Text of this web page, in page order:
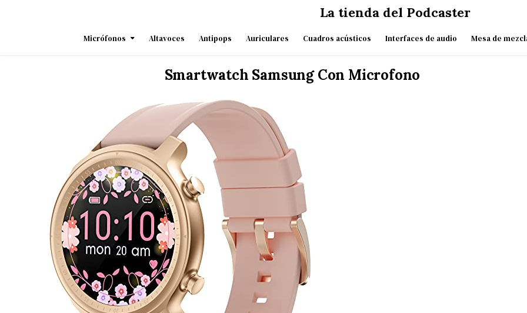
La tienda del Podcaster
Micrófonos Altavoces Antipops Auriculares Cuadros acústicos Interfaces de audio Mesa de
Smartwatch Samsung Con Microfono